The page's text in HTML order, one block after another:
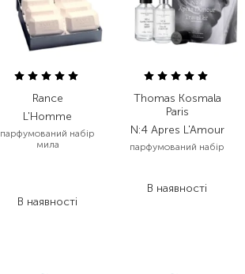
Rance
L'Homme
парфумований набір
мила
В наявності
Thomas Kosmala
Paris
N:4 Apres L'Amour
парфумований набір
В наявності